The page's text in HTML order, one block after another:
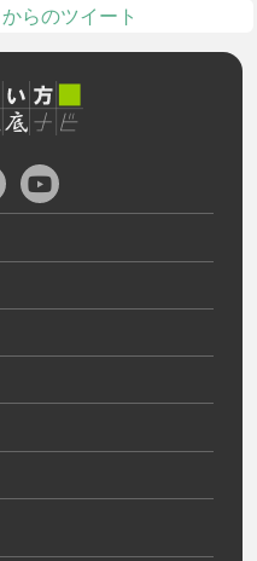
らのツイート